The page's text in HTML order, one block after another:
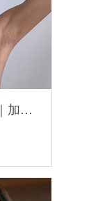
YouTube红人推广：C***o｜加拿大 生活